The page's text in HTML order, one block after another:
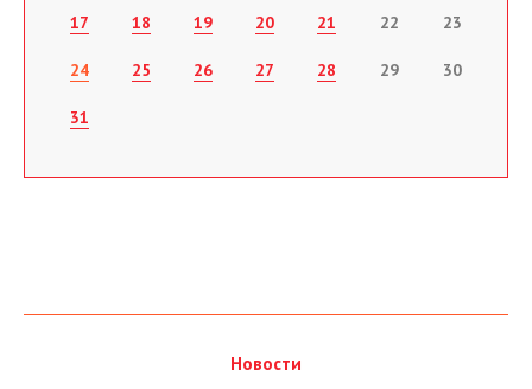
17 18 19 20 21 22 23
24 25 26 27 28 29 30
31
Новости